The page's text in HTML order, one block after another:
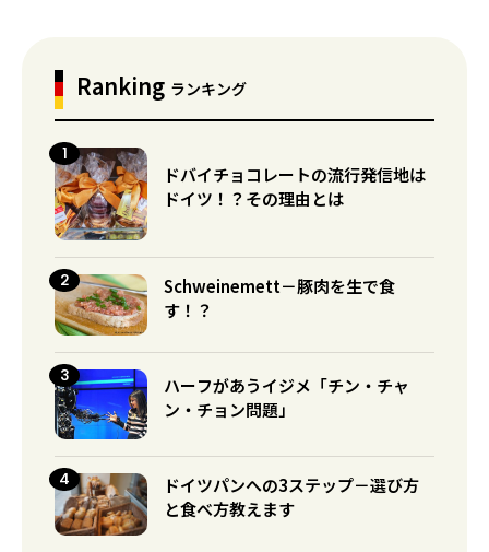
Ranking ランキング
ドバイチョコレートの流行発信地は
ドイツ！？その理由とは
Schweinemett－豚肉を生で食
す！？
ハーフがあうイジメ「チン・チャ
ン・チョン問題」
ドイツパンへの3ステップ－選び方
と食べ方教えます